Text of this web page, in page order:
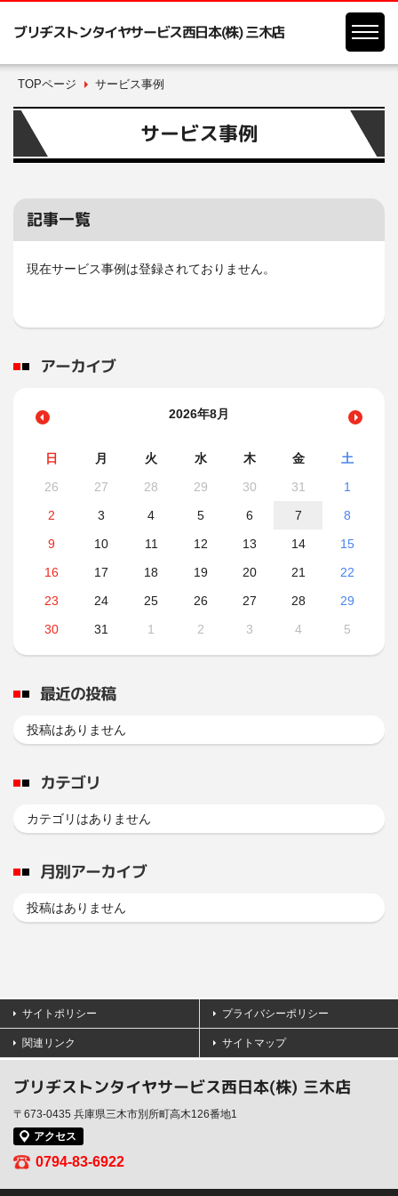
ブリヂストンタイヤサービス西日本(株) 三木店
TOPページ サービス事例
サービス事例
記事一覧
現在サービス事例は登録されておりません。
アーカイブ
2026年8月
日 月 火 水 木 金
土
26
27 28 29 30 31
1
2
3 4 5 6 7
8
9
10 11 12 13 14
15
16
17 18 19 20 21
22
23
24 25 26 27 28
29
30
31 1 2 3 4 5
最近の投稿
投稿はありません
カテゴリ
カテゴリはありません
月別アーカイブ
投稿はありません
サイトポリシー プライバシーポリシー
関連リンク サイトマップ
ブリヂストンタイヤサービス西日本(株) 三木店
〒673-0435 兵庫県三木市別所町高木126番地1
アクセス
0794-83-6922